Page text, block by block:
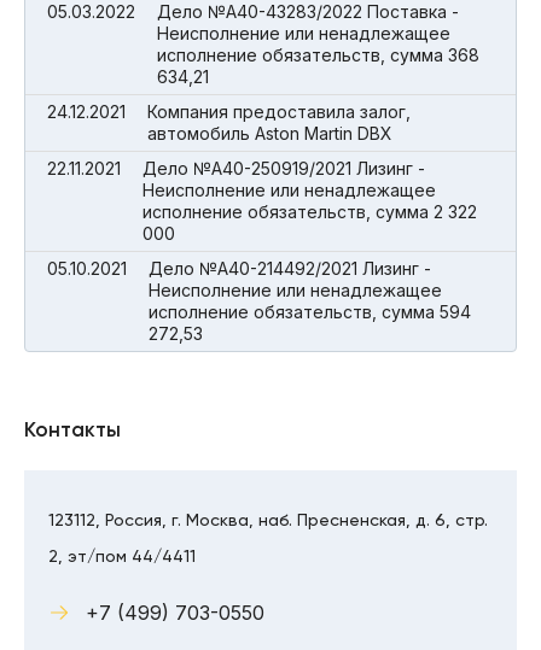
05.03.2022
Дело №А40-43283/2022 Поставка -
Неисполнение или ненадлежащее
исполнение обязательств, сумма 368
634,21
24.12.2021
Компания предоставила залог,
автомобиль Aston Martin DBX
22.11.2021
Дело №А40-250919/2021 Лизинг -
Неисполнение или ненадлежащее
исполнение обязательств, сумма 2 322
000
05.10.2021
Дело №А40-214492/2021 Лизинг -
Неисполнение или ненадлежащее
исполнение обязательств, сумма 594
272,53
Контакты
123112, Россия, г. Москва, наб. Пресненская, д. 6, стр.
2, эт/пом 44/4411
+7 (499) 703-0550